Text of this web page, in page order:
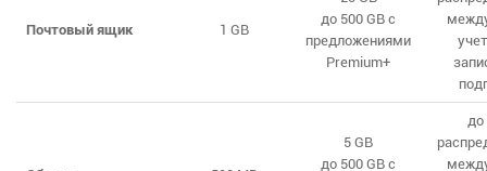
Почтовый ящик 1 GB
до 500 GB с
предложениями
Premium+
5 GB
до 500 GB с
до